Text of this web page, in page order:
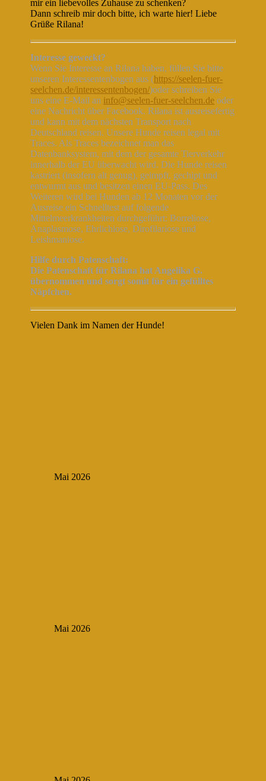
mir ein liebevolles Zuhause zu schenken?
Dann schreib mir doch bitte, ich warte hier! Liebe
Grüße Rilana!
Interesse geweckt?
Wenn Sie Interesse an Rilana haben, füllen Sie bitte
unseren Interessentenbogen aus (https://seelen-fuer-
seelchen.de/interessentenbogen/)oder schreiben Sie
uns eine E-Mail an info@seelen-fuer-seelchen.de oder
eine Nachricht über Facebook. Rilana ist ausreisefertig
und kann mit dem nächsten Transport nach
Deutschland reisen. Unsere Hunde reisen legal mit
Traces. Als Traces bezeichnet man das
Datenbanksystem, mit dem der gesamte Tierverkehr
innerhalb der EU überwacht wird. Die Hunde reisen
kastriert (insofern alt genug), geimpft, gechipt und
entwurmt aus und besitzen einen EU-Pass. Des
Weiteren wird bei Hunden ab 12 Monaten vor der
Ausreise ein Schnelltest auf folgende
Mittelmeerkrankheiten durchgeführt: Borreliose,
Anaplasmose, Ehrlichiose, Dirofilariose und
Leishmaniose.
Hilfe durch Patenschaft:
Die Patenschaft für Rilana hat Angelika G.
übernommen und sorgt somit für ein gefülltes
Näpfchen.
Vielen Dank im Namen der Hunde!
Mai 2026
Mai 2026